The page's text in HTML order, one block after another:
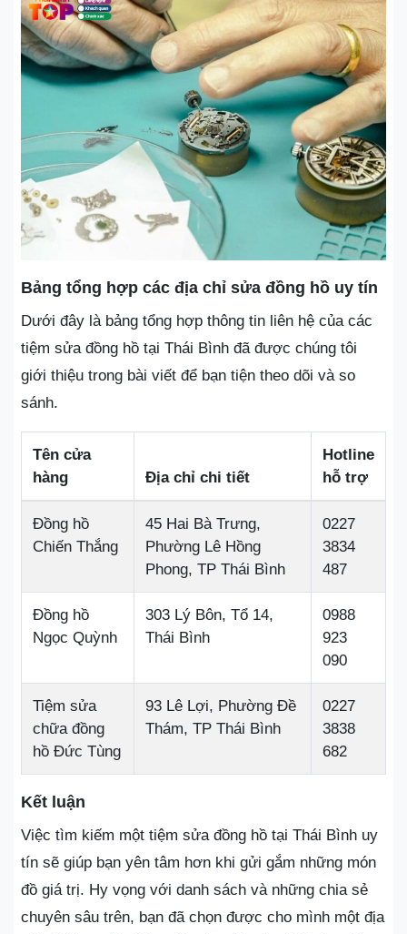
Bảng tổng hợp các địa chỉ sửa đồng hồ uy tín
Dưới đây là bảng tổng hợp thông tin liên hệ của các
tiệm sửa đồng hồ tại Thái Bình đã được chúng tôi
giới thiệu trong bài viết để bạn tiện theo dõi và so
sánh.
Tên cửa
hàng
Địa chỉ chi tiết
Hotline
hỗ trợ
Đồng hồ
Chiến Thắng
45 Hai Bà Trưng,
Phường Lê Hồng
Phong, TP Thái Bình
0227
3834
487
Đồng hồ
Ngọc Quỳnh
303 Lý Bôn, Tổ 14,
Thái Bình
0988
923
090
Tiệm sửa
chữa đồng
hồ Đức Tùng
93 Lê Lợi, Phường Đề
Thám, TP Thái Bình
0227
3838
682
Kết luận
Việc tìm kiếm một tiệm sửa đồng hồ tại Thái Bình uy
tín sẽ giúp bạn yên tâm hơn khi gửi gắm những món
đồ giá trị. Hy vọng với danh sách và những chia sẻ
chuyên sâu trên, bạn đã chọn được cho mình một địa